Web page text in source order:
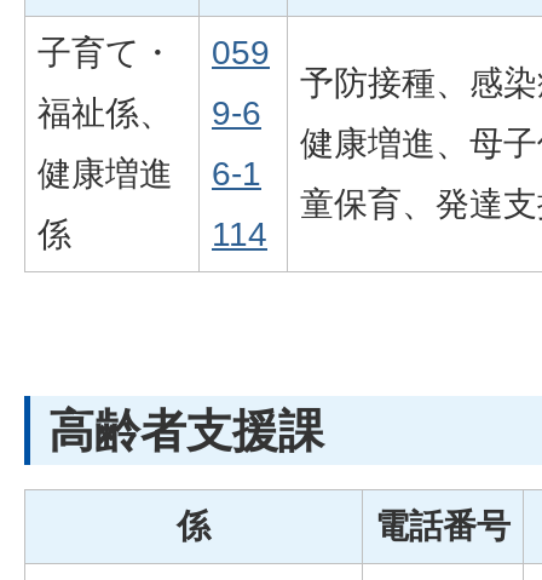
子育て・
福祉係、
健康増進
係
059
9-6
6-1
114
予防接種、感
健康増進、母
童保育、発達
高齢者支援課
係 電話番号